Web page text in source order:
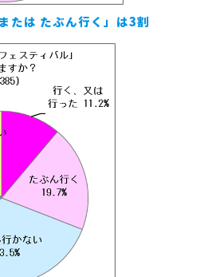
たは たぶん行く」は3割